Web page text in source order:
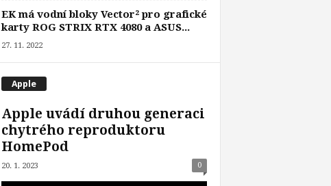
EK má vodní bloky Vector² pro grafické
karty ROG STRIX RTX 4080 a ASUS...
27. 11. 2022
Apple
Apple uvádí druhou generaci
chytrého reproduktoru
HomePod
20. 1. 2023 0